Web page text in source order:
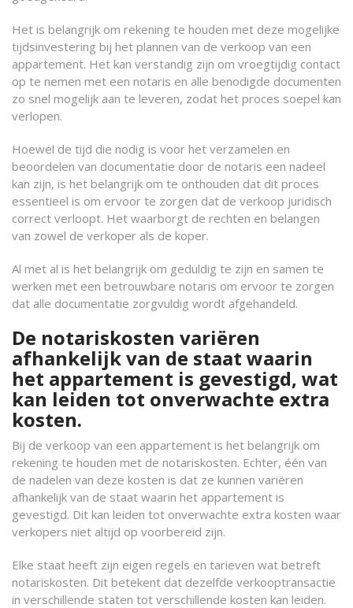
Het is belangrijk om rekening te houden met deze mogelijke
tijdsinvestering bij het plannen van de verkoop van een
appartement. Het kan verstandig zijn om vroegtijdig contact
op te nemen met een notaris en alle benodigde documenten
zo snel mogelijk aan te leveren, zodat het proces soepel kan
verlopen.
Hoewel de tijd die nodig is voor het verzamelen en
beoordelen van documentatie door de notaris een nadeel
kan zijn, is het belangrijk om te onthouden dat dit proces
essentieel is om ervoor te zorgen dat de verkoop juridisch
correct verloopt. Het waarborgt de rechten en belangen
van zowel de verkoper als de koper.
Al met al is het belangrijk om geduldig te zijn en samen te
werken met een betrouwbare notaris om ervoor te zorgen
dat alle documentatie zorgvuldig wordt afgehandeld.
De notariskosten variëren
afhankelijk van de staat waarin
het appartement is gevestigd, wat
kan leiden tot onverwachte extra
kosten.
Bij de verkoop van een appartement is het belangrijk om
rekening te houden met de notariskosten. Echter, één van
de nadelen van deze kosten is dat ze kunnen variëren
afhankelijk van de staat waarin het appartement is
gevestigd. Dit kan leiden tot onverwachte extra kosten waar
verkopers niet altijd op voorbereid zijn.
Elke staat heeft zijn eigen regels en tarieven wat betreft
notariskosten. Dit betekent dat dezelfde verkooptransactie
in verschillende staten tot verschillende kosten kan leiden.